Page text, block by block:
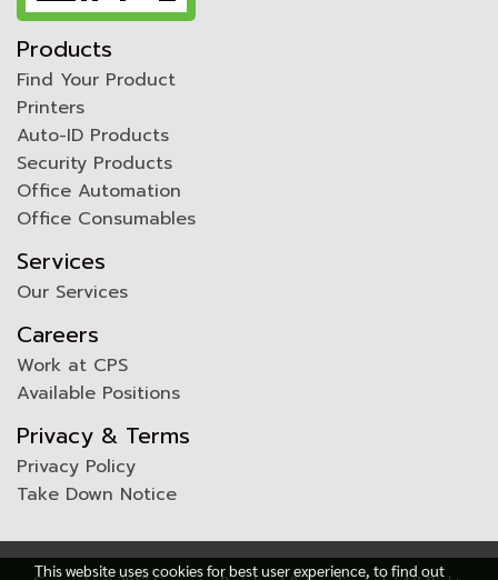
Products
Find Your Product
Printers
Auto-ID Products
Security Products
Office Automation
Office Consumables
Services
Our Services
Careers
Work at CPS
Available Positions
Privacy & Terms
Privacy Policy
Take Down Notice
This website uses cookies for best user experience, to find out